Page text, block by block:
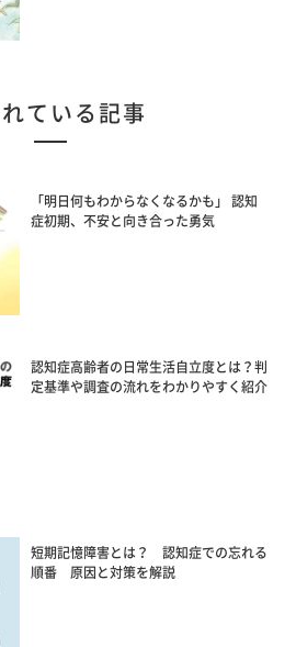
ている記事
「明日何もわからなくなるかも」 認知
症初期、不安と向き合った勇気
認知症高齢者の日常生活自立度とは？判
定基準や調査の流れをわかりやすく紹介
短期記憶障害とは？ 認知症での忘れる
順番 原因と対策を解説